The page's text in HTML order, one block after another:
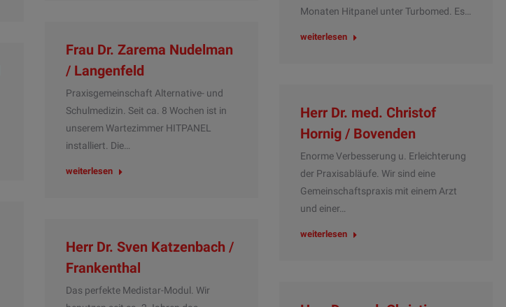
Monaten Hitpanel unter Turbomed. Es…
weiterlesen
Frau Dr. Zarema Nudelman
/ Langenfeld
Praxisgemeinschaft Alternative- und
Schulmedizin. Seit ca. 8 Wochen ist in
unserem Wartezimmer HITPANEL
installiert. Die…
weiterlesen
Herr Dr. med. Christof
Hornig / Bovenden
Enorme Verbesserung u. Erleichterung
der Praxisabläufe. Wir sind eine
Gemeinschaftspraxis mit einem Arzt
und einer…
weiterlesen
Herr Dr. Sven Katzenbach /
Frankenthal
Das perfekte Medistar-Modul. Wir